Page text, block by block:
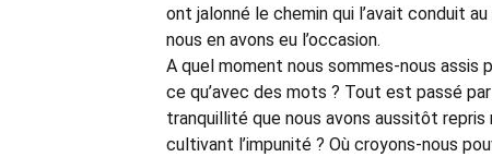
ont jalonné le chemin qui l’avait conduit
nous en avons eu l’occasion.
A quel moment nous sommes-nous assis
ce qu’avec des mots ? Tout est passé
tranquillité que nous avons aussitôt
cultivant l’impunité ? Où croyons-nous